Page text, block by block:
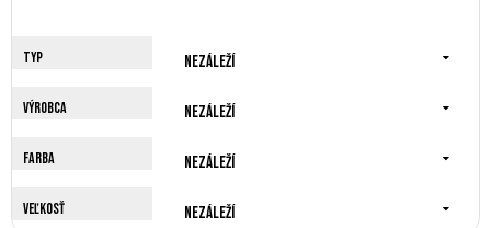
Typ Nezáleží
Výrobca Nezáleží
Farba Nezáleží
Veľkosť Nezáleží